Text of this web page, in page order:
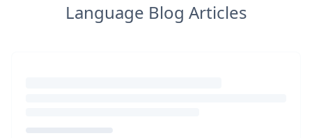
Language Blog Articles